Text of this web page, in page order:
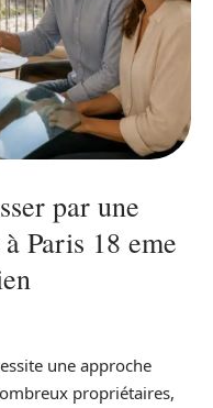
par une
Paris 18 eme
une approche
propriétaires,